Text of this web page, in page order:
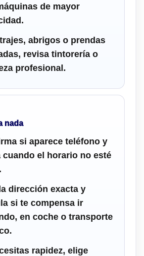
de mayor
abrigos o prendas
revisa tintorería o
profesional.
nada
si aparece teléfono y
cuando el horario no esté
dirección exacta y
si te compensa ir
en coche o transporte
rapidez, elige